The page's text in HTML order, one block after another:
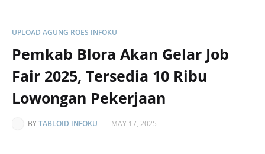
UPLOAD AGUNG ROES INFOKU
Pemkab Blora Akan Gelar Job
Fair 2025, Tersedia 10 Ribu
Lowongan Pekerjaan
BYTABLOID INFOKU - MAY 17, 2025